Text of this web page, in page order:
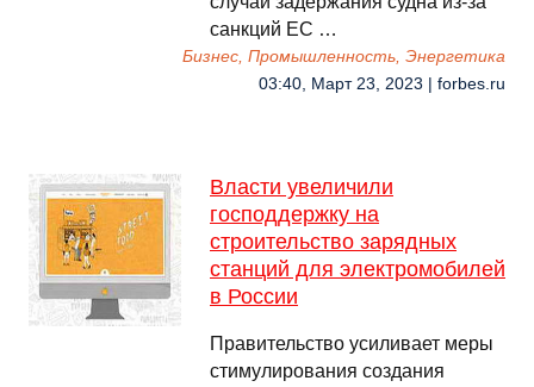
санкций ЕС …
Бизнес, Промышленность, Энергетика
03:40, Март 23, 2023 | forbes.ru
Власти увеличили
господдержку на
строительство зарядных
станций для электромобилей
в России
Правительство усиливает меры
стимулирования создания